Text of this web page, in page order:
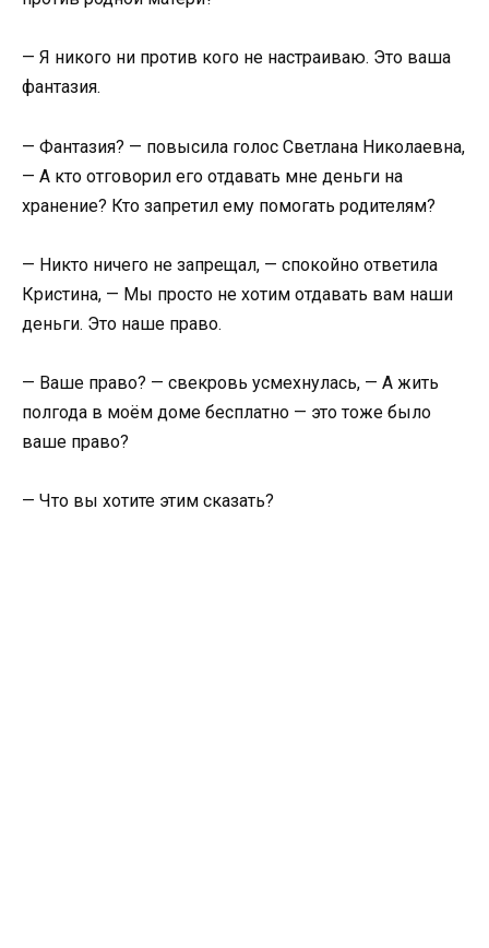
— Я никого ни против кого не настраиваю. Это ваша
фантазия.
— Фантазия? — повысила голос Светлана Николаевна,
— А кто отговорил его отдавать мне деньги на
хранение? Кто запретил ему помогать родителям?
— Никто ничего не запрещал, — спокойно ответила
Кристина, — Мы просто не хотим отдавать вам наши
деньги. Это наше право.
— Ваше право? — свекровь усмехнулась, — А жить
полгода в моём доме бесплатно — это тоже было
ваше право?
— Что вы хотите этим сказать?